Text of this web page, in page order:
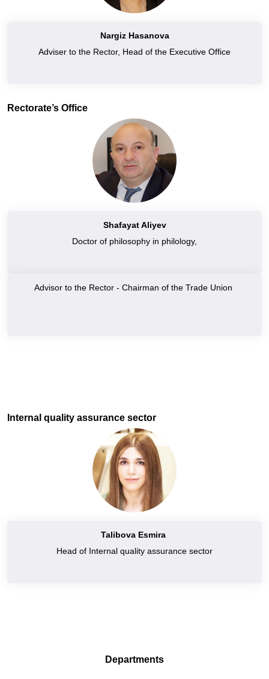
Nargiz Hasanova
Adviser to the Rector, Head of the Executive Office
Rectorate’s Office
Shafayat Aliyev
Doctor of philosophy in philology,
Advisor to the Rector - Chairman of the Trade Union
Internal quality assurance sector
Talibova Esmira
Head of Internal quality assurance sector
Departments